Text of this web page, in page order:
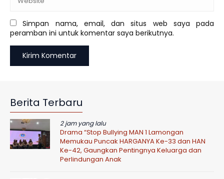
Simpan nama, email, dan situs web saya pada
peramban ini untuk komentar saya berikutnya.
Berita Terbaru
2 jam yang lalu
Drama “Stop Bullying MAN 1 Lamongan
Memukau Puncak HARGANYA Ke-33 dan HAN
Ke-42, Gaungkan Pentingnya Keluarga dan
Perlindungan Anak